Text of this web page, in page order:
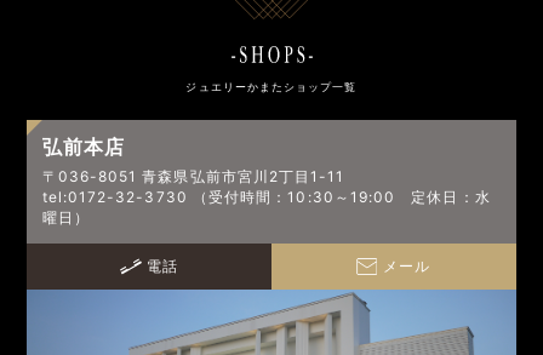
ジュエリーかまたショップ一覧
弘前本店
〒036-8051 青森県弘前市宮川2丁目1-11
tel:0172-32-3730 （受付時間：10:30～19:00 定休日：水
曜日）
電話 メール